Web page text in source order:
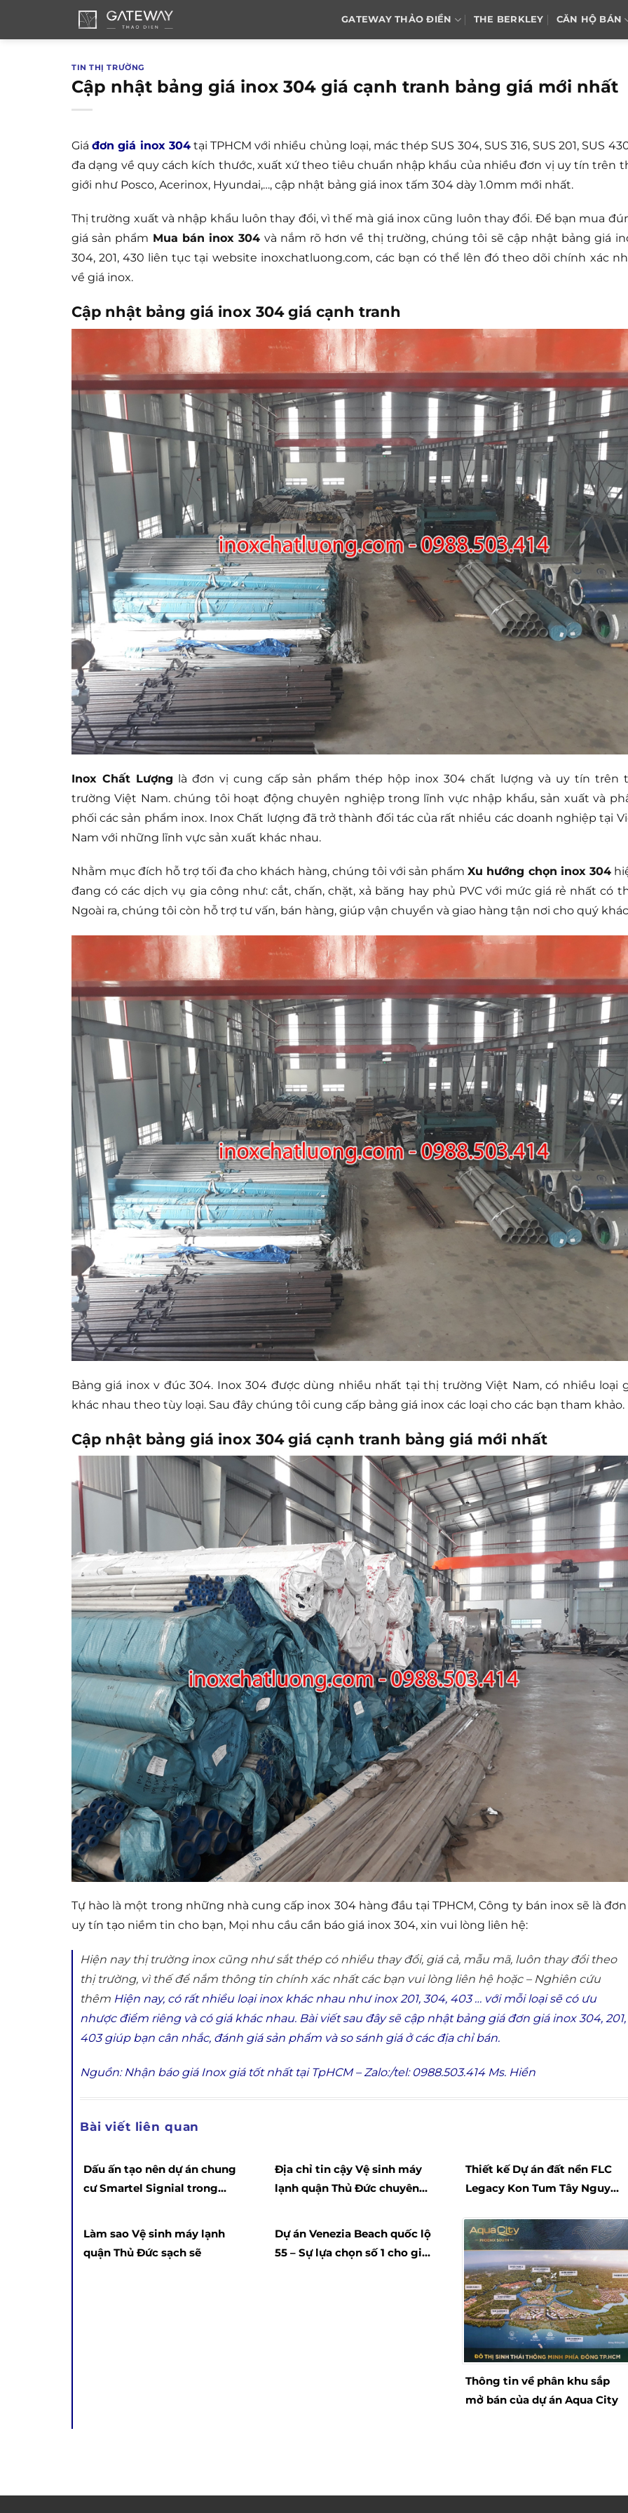
GATEWAY THẢO ĐIỀN THE BERKLEY CĂN HỘ BÁN
TIN THỊ TRƯỜNG
Cập nhật bảng giá inox 304 giá cạnh tranh bảng giá mới nhất
Giáđơn giá inox 304tại TPHCM với nhiều chủng loại, mác thép SUS 304, SUS 316, SUS 201, SUS
đa dạng về quy cách kích thước, xuất xứ theo tiêu chuẩn nhập khẩu của nhiều đơn vị uy tín trên
giới như Posco, Acerinox, Hyundai,…, cập nhật bảng giá inox tấm 304 dày 1.0mm mới nhất.
Thị trường xuất và nhập khẩu luôn thay đổi, vì thế mà giá inox cũng luôn thay đổi. Để bạn mua
giá sản phẩm Mua bán inox 304 và nắm rõ hơn về thị trường, chúng tôi sẽ cập nhật bảng giá
304, 201, 430 liên tục tại website inoxchatluong.com, các bạn có thể lên đó theo dõi chính xác
về giá inox.
Cập nhật bảng giá inox 304 giá cạnh tranh
Inox Chất Lượng là đơn vị cung cấp sản phẩm thép hộp inox 304 chất lượng và uy tín trên
trường Việt Nam. chúng tôi hoạt động chuyên nghiệp trong lĩnh vực nhập khẩu, sản xuất và
phối các sản phẩm inox. Inox Chất lượng đã trở thành đối tác của rất nhiều các doanh nghiệp tại
Nam với những lĩnh vực sản xuất khác nhau.
Nhằm mục đích hỗ trợ tối đa cho khách hàng, chúng tôi với sản phẩmXu hướng chọn inox 304
đang có các dịch vụ gia công như: cắt, chấn, chặt, xả băng hay phủ PVC với mức giá rẻ nhất có
Ngoài ra, chúng tôi còn hỗ trợ tư vấn, bán hàng, giúp vận chuyển và giao hàng tận nơi cho quý
Bảng giá inox v đúc 304. Inox 304 được dùng nhiều nhất tại thị trường Việt Nam, có nhiều loại
khác nhau theo tùy loại. Sau đây chúng tôi cung cấp bảng giá inox các loại cho các bạn tham khảo.
Cập nhật bảng giá inox 304 giá cạnh tranh bảng giá mới nhất
Tự hào là một trong những nhà cung cấp inox 304 hàng đầu tại TPHCM, Công ty bán inox sẽ là
uy tín tạo niềm tin cho bạn, Mọi nhu cầu cần báo giá inox 304, xin vui lòng liên hệ:
Hiện nay thị trường inox cũng như sắt thép có nhiều thay đổi, giá cả, mẫu mã, luôn thay đổi theo
thị trường, vì thế để nắm thông tin chính xác nhất các bạn vui lòng liên hệ hoặc – Nghiên cứu
thêm Hiện nay, có rất nhiều loại inox khác nhau như inox 201, 304, 403 … với mỗi loại sẽ có ưu
nhược điểm riêng và có giá khác nhau. Bài viết sau đây sẽ cập nhật bảng giá đơn giá inox 304, 201,
403 giúp bạn cân nhắc, đánh giá sản phẩm và so sánh giá ở các địa chỉ bán.
Nguồn: Nhận báo giá Inox giá tốt nhất tại TpHCM – Zalo:/tel: 0988.503.414 Ms. Hiền
Bài viết liên quan
Dấu ấn tạo nên dự án chung
cư Smartel Signial trong
Địa chỉ tin cậy Vệ sinh máy
lạnh quận Thủ Đức chuyên
Thiết kế Dự án đất nền FLC
Legacy Kon Tum Tây Nguyên
Làm sao Vệ sinh máy lạnh
quận Thủ Đức sạch sẽ
Dự án Venezia Beach quốc lộ
55 – Sự lựa chọn số 1 cho gia
Thông tin về phân khu sắp
mở bán của dự án Aqua City